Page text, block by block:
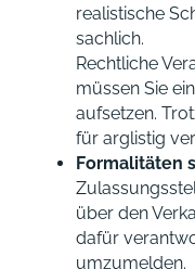
realistische
sachlich.
Rechtliche
müssen Sie
aufsetzen.
für arglistig
Formalitäten
über den
dafür
umzumelden.